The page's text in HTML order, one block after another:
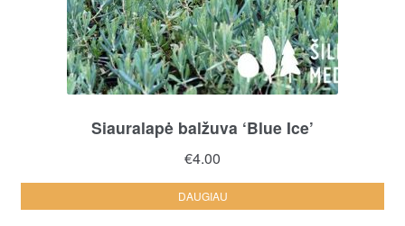
Siauralapė balžuva ‘Blue Ice’
€4.00
DAUGIAU